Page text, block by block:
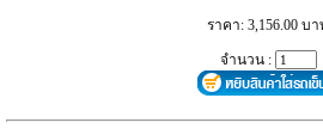
ราคา: 3,156.00 บ
จำนวน :